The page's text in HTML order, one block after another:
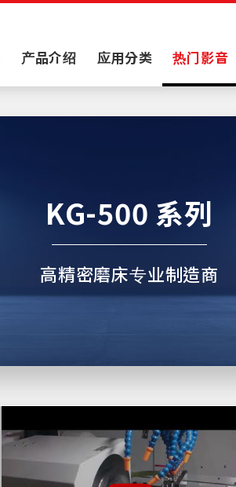
产品介绍 应用分类 热门影音
KG-500 系列
高精密磨床专业制造商